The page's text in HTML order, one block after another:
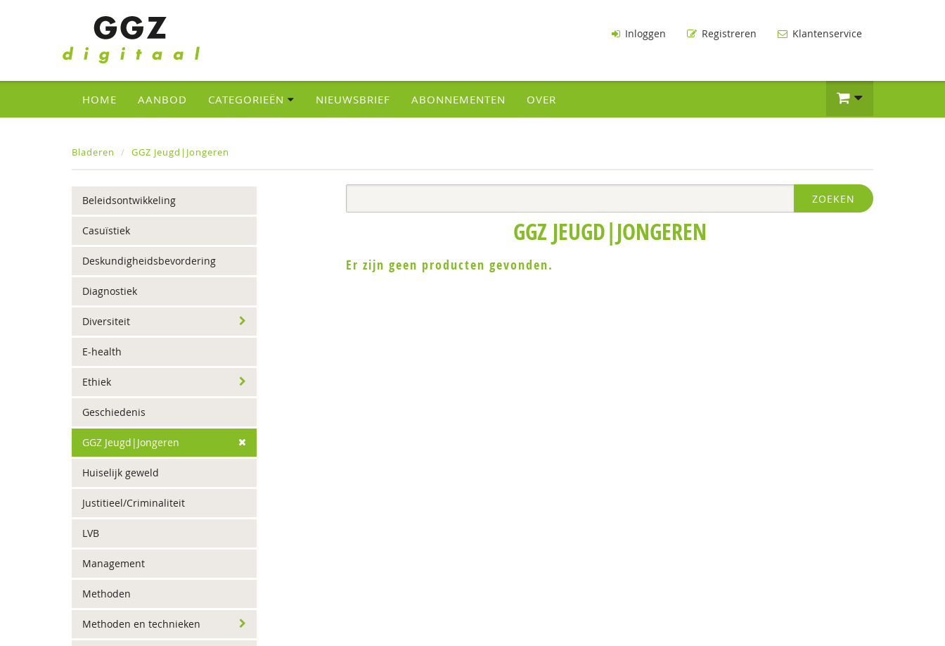
Inloggen Registreren Klantenservice
HOME AANBOD CATEGORIEËN NIEUWSBRIEF ABONNEMENTEN OVER
Bladeren GGZ Jeugd|Jongeren
Beleidsontwikkeling
Casuïstiek
Deskundigheidsbevordering
Diagnostiek
Diversiteit
E-health
Ethiek
Geschiedenis
GGZ Jeugd|Jongeren
Huiselijk geweld
Justitieel/Criminaliteit
LVB
Management
Methoden
Methoden en technieken
ZOEKEN
GGZ JEUGD|JONGEREN
Er zijn geen producten gevonden.